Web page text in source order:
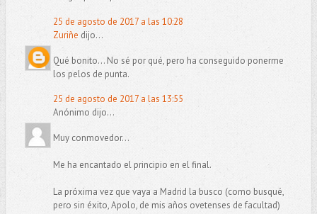
25 de agosto de 2017 a las 10:28
Zuriñe dijo...
Qué bonito... No sé por qué, pero ha conseguido ponerme
los pelos de punta.
25 de agosto de 2017 a las 13:55
Anónimo dijo...
Muy conmovedor...
Me ha encantado el principio en el final.
La próxima vez que vaya a Madrid la busco (como busqué,
pero sin éxito, Apolo, de mis años ovetenses de facultad)